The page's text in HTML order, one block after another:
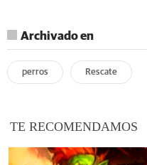
Archivado en
perros Rescate
TE RECOMENDAMOS